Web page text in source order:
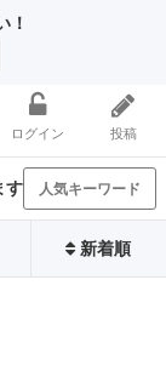
！
ログイン 投稿
す 人気キーワード
新着順